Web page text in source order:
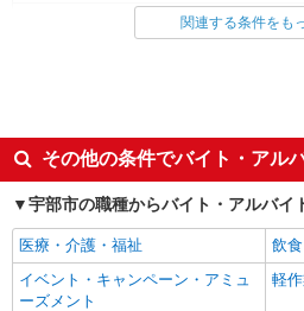
入出庫・商品管理・検品・検査
交通費支給
社
関連する条件をも
その他の条件でバイト・アル
宇部市の職種からバイト・アルバイ
医療・介護・福祉
飲
イベント・キャンペーン・アミュ
ーズメント
軽